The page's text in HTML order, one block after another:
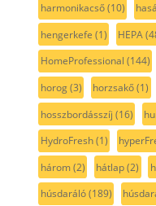
harmonikacső(10)
hengerkefe (1) HEPA
HomeProfessional (144)
horog(3) horzsakő(1)
hosszbordásszíj (16)
HydroFresh(1)
három(2) hátlap(2)
húsdaráló(189)